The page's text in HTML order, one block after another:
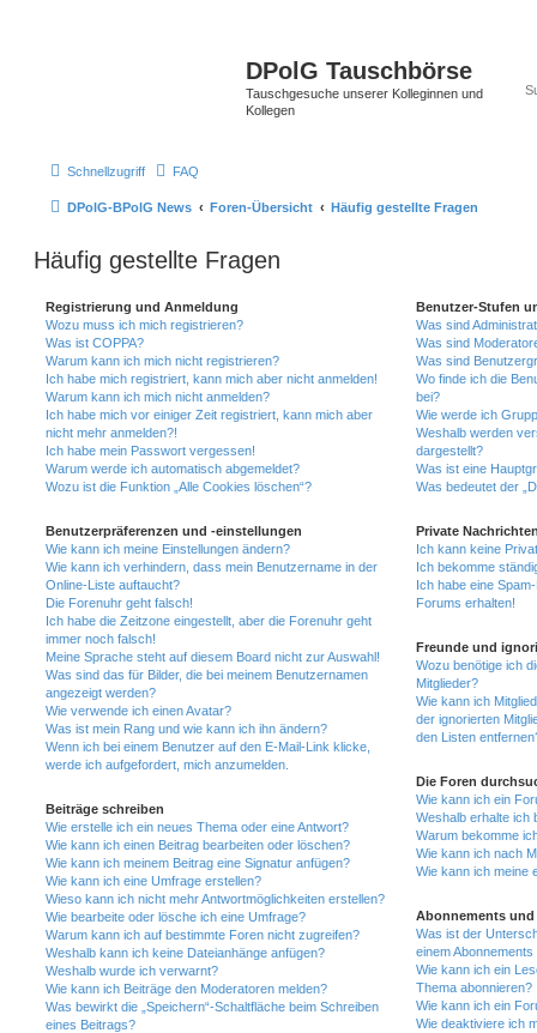
DPolG Tauschbörse
Tauschgesuche unserer Kolleginnen und
Kollegen
Schnellzugriff FAQ
DPolG-BPolG News Foren-Übersicht Häufig gestellte Fragen
Häufig gestellte Fragen
Registrierung und Anmeldung
Wozu muss ich mich registrieren?
Was ist COPPA?
Warum kann ich mich nicht registrieren?
Ich habe mich registriert, kann mich aber nicht anmelden!
Warum kann ich mich nicht anmelden?
Ich habe mich vor einiger Zeit registriert, kann mich aber
nicht mehr anmelden?!
Ich habe mein Passwort vergessen!
Warum werde ich automatisch abgemeldet?
Wozu ist die Funktion „Alle Cookies löschen“?
Benutzerpräferenzen und -einstellungen
Wie kann ich meine Einstellungen ändern?
Wie kann ich verhindern, dass mein Benutzername in der
Online-Liste auftaucht?
Die Forenuhr geht falsch!
Ich habe die Zeitzone eingestellt, aber die Forenuhr geht
immer noch falsch!
Meine Sprache steht auf diesem Board nicht zur Auswahl!
Was sind das für Bilder, die bei meinem Benutzernamen
angezeigt werden?
Wie verwende ich einen Avatar?
Was ist mein Rang und wie kann ich ihn ändern?
Wenn ich bei einem Benutzer auf den E-Mail-Link klicke,
werde ich aufgefordert, mich anzumelden.
Beiträge schreiben
Wie erstelle ich ein neues Thema oder eine Antwort?
Wie kann ich einen Beitrag bearbeiten oder löschen?
Wie kann ich meinem Beitrag eine Signatur anfügen?
Wie kann ich eine Umfrage erstellen?
Wieso kann ich nicht mehr Antwortmöglichkeiten erstellen?
Wie bearbeite oder lösche ich eine Umfrage?
Warum kann ich auf bestimmte Foren nicht zugreifen?
Weshalb kann ich keine Dateianhänge anfügen?
Weshalb wurde ich verwarnt?
Wie kann ich Beiträge den Moderatoren melden?
Was bewirkt die „Speichern“-Schaltfläche beim Schreiben
eines Beitrags?
Benutzer-Stufen
Was sind
Was sind
Was sind
Wo finde ich die
bei?
Wie werde ich
Weshalb werden
dargestellt?
Was ist eine
Was bedeutet der
Private
Ich kann keine
Ich bekomme
Ich habe eine
Forums erhalten!
Freunde und
Wozu benötige ich
Mitglieder?
Wie kann ich
der ignorierten
den Listen
Die Foren
Wie kann ich ein
Weshalb erhalte ich
Warum bekomme
Wie kann ich nach
Wie kann ich meine
Abonnements und
Was ist der
einem
Wie kann ich ein
Thema abonnieren?
Wie kann ich ein
Wie deaktiviere ich